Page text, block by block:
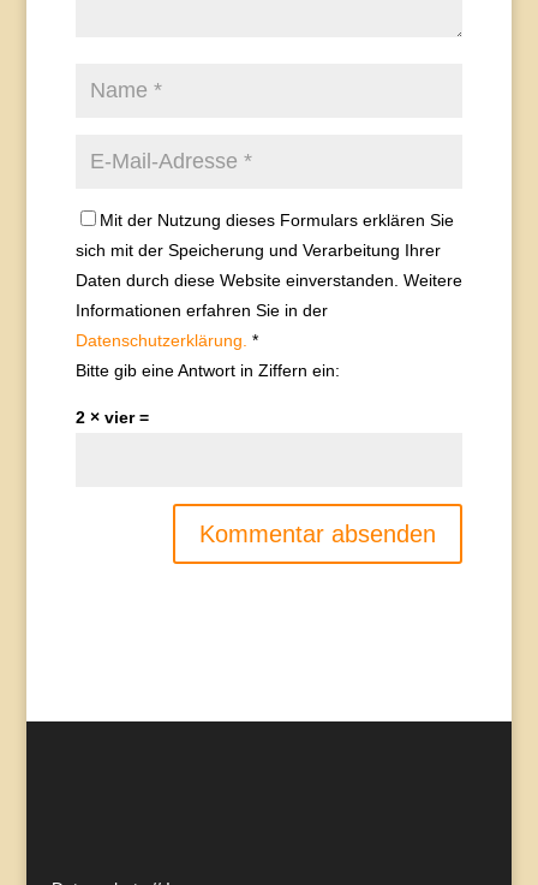
Mit der Nutzung dieses Formulars erklären Sie
sich mit der Speicherung und Verarbeitung Ihrer
Daten durch diese Website einverstanden. Weitere
Informationen erfahren Sie in der
Datenschutzerklärung. *
Bitte gib eine Antwort in Ziffern ein:
2 × vier =